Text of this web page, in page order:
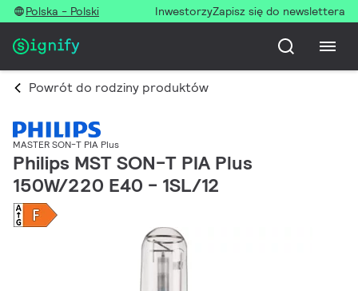
Polska - Polski InwestorzyZapisz się do newslettera
Powrót do rodziny produktów
MASTER SON-T PIA Plus
Philips MST SON-T PIA Plus
150W/220 E40 - 1SL/12